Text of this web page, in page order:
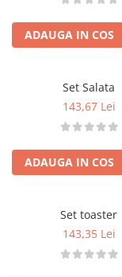
ADAUGA IN COS
Set Salata
143,67 Lei
ADAUGA IN COS
Set toaster
143,35 Lei